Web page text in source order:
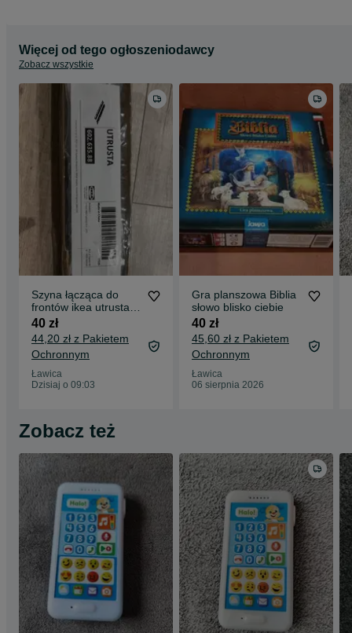
Więcej od tego ogłoszeniodawcy
Zobacz wszystkie
Szyna łącząca do
frontów ikea utrusta
602.635.88
40 zł
44,20 zł z Pakietem
Ochronnym
Ławica
Dzisiaj o 09:03
Gra planszowa Biblia
słowo blisko ciebie
40 zł
45,60 zł z Pakietem
Ochronnym
Ławica
06 sierpnia 2026
Zobacz też